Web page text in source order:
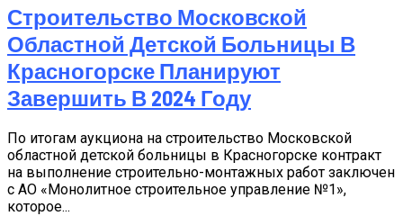
Строительство Московской
Областной Детской Больницы В
Красногорске Планируют
Завершить В 2024 Году
По итогам аукциона на строительство Московской
областной детской больницы в Красногорске контракт
на выполнение строительно-монтажных работ заключен
с АО «Монолитное строительное управление №1»,
которое...